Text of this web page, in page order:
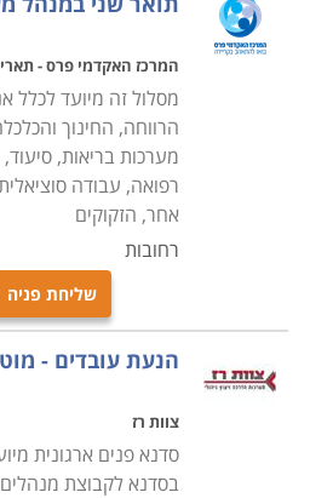
ירושלים ובאר שבע הן רק חלק
קורס זה.
המרכז האקדמי פרס -
מסלול זה מיועד לכלל
הרווחה, החינוך
מערכות בריאות, סיעוד,
רפואה, עבודה
אחר, הזקוקים
רחובות
שליחת פניה
הנעת עובדים -
צוות רז
סדנא פנים ארגונית
בסדנא לקבוצת